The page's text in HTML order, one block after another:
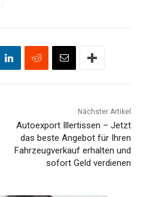
Nächster Artikel
Autoexport Illertissen – Jetzt
das beste Angebot für Ihren
Fahrzeugverkauf erhalten und
sofort Geld verdienen